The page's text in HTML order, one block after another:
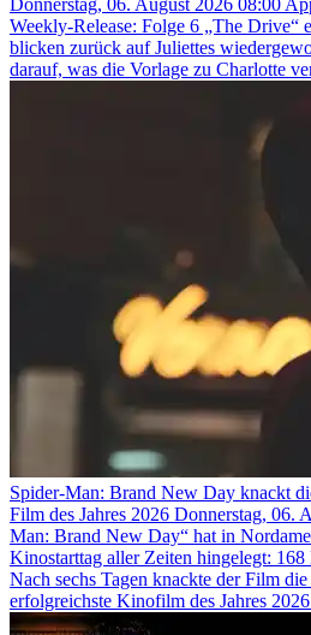
Weekly-Release: Folge 6 „The Drive“
blicken zurück auf Juliettes
darauf, was die Vorlage zu Charlotte
Spider-Man: Brand New Day knackt
Film des Jahres 2026 Donnerstag, 06.
Man: Brand New Day“ hat in
Kinostarttag aller Zeiten hingelegt:
Nach sechs Tagen knackte der Film
erfolgreichste Kinofilm des Jahres